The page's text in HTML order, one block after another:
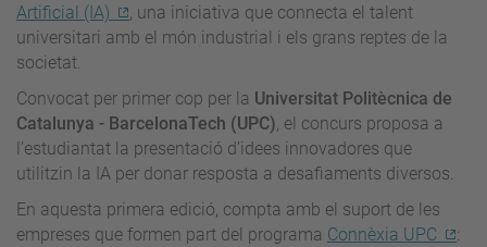
Artificial (IA)
, una iniciativa que connecta el talent
universitari amb el món industrial i els grans reptes de la
societat.
Convocat per primer cop per la Universitat Politècnica de
Catalunya - BarcelonaTech (UPC), el concurs proposa a
l’estudiantat la presentació d’idees innovadores que
utilitzin la IA per donar resposta a desafiaments diversos.
En aquesta primera edició, compta amb el suport de les
empreses que formen part del programa Connèxia UPC
: